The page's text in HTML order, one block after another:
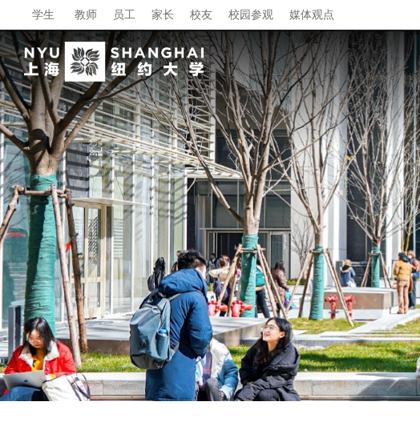
学生 教师 员工 家长 校友 校园参观 媒体观点